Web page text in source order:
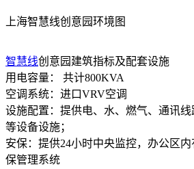
上海智慧线创意园环境图
智慧线创意园建筑指标及配套设施
用电容量： 共计800KVA
空调系统：进口VRV空调
设施配置：提供电、水、燃气、通讯
等设备设施；
安保：提供24小时中央监控，办公区
保管理系统